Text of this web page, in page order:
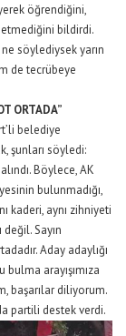
öğrendiğini,
bildirdi.
söylediysek yarın
de tecrübeye
ORTADA”
belediye
şunları söyledi:
Böylece, AK
bulunmadığı,
kaderi, aynı zihniyeti
Sayın
Aday adaylığı
arayışımıza
başarılar diliyorum.
partili destek verdi.